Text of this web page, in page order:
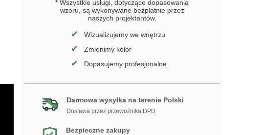
* Wszystkie usługi, dotyczące dopasowania
wzoru, są wykonywane bezpłatnie przez
naszych projektantów.
✔ Wizualizujemy we wnętrzu
✔ Zmienimy kolor
✔ Dopasujemy profesjonalne
Darmowa wysyłka na terenie Polski
Dostawa przez przewoźnika DPD
Bezpieczne zakupy